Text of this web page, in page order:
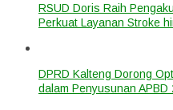
RSUD Doris Raih
Perkuat Layanan Stroke
DPRD Kalteng Dorong
dalam Penyusunan APBD